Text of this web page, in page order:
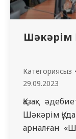
процестер»
Шәкәрім
Категориясыз
29.09.2023
Қазақ
Шәкәрім
арналған